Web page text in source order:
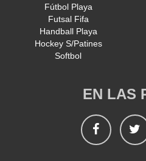
Fútbol Playa
Futsal Fifa
Handball Playa
Hockey S/Patines
Softbol
EN LAS
Facebook